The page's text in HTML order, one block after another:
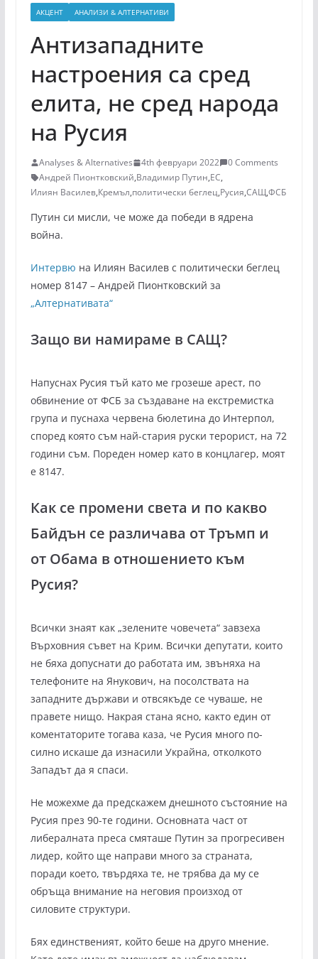
АКЦЕНТ АНАЛИЗИ & АЛТЕРНАТИВИ
Антизападните
настроения са сред
елита, не сред народа
на Русия
Analyses & Alternatives 4th февруари 2022
0 Comments
Андрей Пионтковский,Владимир Путин,ЕС,
Илиян Василев,Кремъл,политически беглец,Русия,САЩ,ФСБ
Путин си мисли, че може да победи в ядрена
война.
Интервю на Илиян Василев с политически беглец
номер 8147 – Андрей Пионтковский за
„Алтернативата“
Защо ви намираме в САЩ?
Напуснах Русия тъй като ме грозеше арест, по
обвинение от ФСБ за създаване на екстремистка
група и пуснаха червена бюлетина до Интерпол,
според която съм най-стария руски терорист, на 72
години съм. Пореден номер като в концлагер, моят
е 8147.
Как се промени света и по какво
Байдън се различава от Тръмп и
от Обама в отношението към
Русия?
Всички знаят как „зелените човечета“ завзеха
Върховния съвет на Крим. Всички депутати, които
не бяха допуснати до работата им, звъняха на
телефоните на Янукович, на посолствата на
западните държави и отвсякъде се чуваше, не
правете нищо. Накрая стана ясно, както един от
коментаторите тогава каза, че Русия много по-
силно искаше да изнасили Украйна, отколкото
Западът да я спаси.
Не можехме да предскажем днешното състояние на
Русия през 90-те години. Основната част от
либералната преса смяташе Путин за прогресивен
лидер, който ще направи много за страната,
поради което, твърдяха те, не трябва да му се
обръща внимание на неговия произход от
силовите структури.
Бях единственият, който беше на друго мнение.